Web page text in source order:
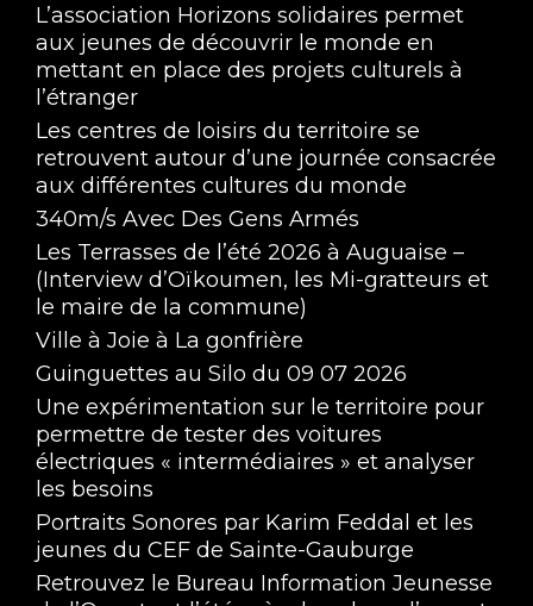
Les préliminaires - L'avant grises têtes
Mar 31, 2023 • 19:51
Annonce journée de Vendredi - Semaine
sexualité sans tabous
Mar 31, 2023 • 3:36
L’association Horizons solidaires permet
aux jeunes de découvrir le monde en
mettant en place des projets culturels à
l’étranger
Les centres de loisirs du territoire se
retrouvent autour d’une journée consacrée
aux différentes cultures du monde
340m/s Avec Des Gens Armés
Les Terrasses de l’été 2026 à Auguaise –
(Interview d’Oïkoumen, les Mi-gratteurs et
le maire de la commune)
Ville à Joie à La gonfrière
Guinguettes au Silo du 09 07 2026
Une expérimentation sur le territoire pour
permettre de tester des voitures
électriques « intermédiaires » et analyser
les besoins
Portraits Sonores par Karim Feddal et les
jeunes du CEF de Sainte-Gauburge
Retrouvez le Bureau Information Jeunesse